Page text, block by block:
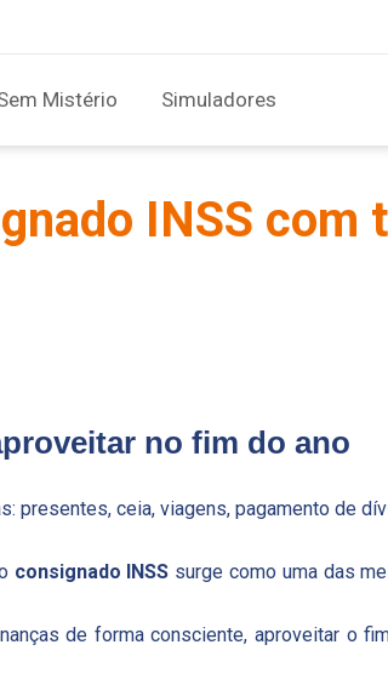
Mistério Simuladores
INSS com
no fim do ano
presentes, ceia, viagens, pagamento de
consignado INSS surge como uma das
de forma consciente, aproveitar o